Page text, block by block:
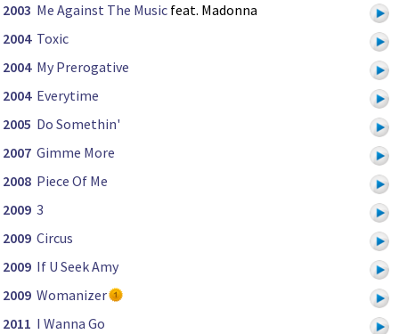
2003 Me Against The Music feat. Madonna
2004 Toxic
2004 My Prerogative
2004 Everytime
2005 Do Somethin'
2007 Gimme More
2008 Piece Of Me
2009 3
2009 Circus
2009 If U Seek Amy
2009 Womanizer
2011 I Wanna Go